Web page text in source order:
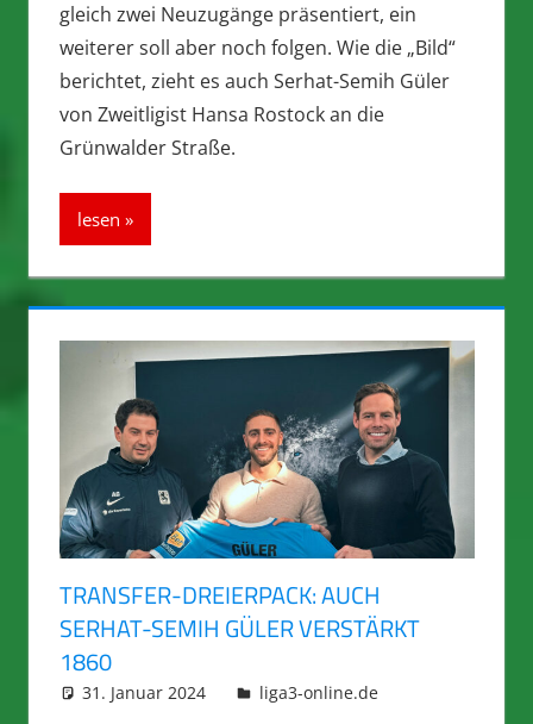
gleich zwei Neuzugänge präsentiert, ein
weiterer soll aber noch folgen. Wie die „Bild“
berichtet, zieht es auch Serhat-Semih Güler
von Zweitligist Hansa Rostock an die
Grünwalder Straße.
lesen
TRANSFER-DREIERPACK: AUCH
SERHAT-SEMIH GÜLER VERSTÄRKT
1860
31. Januar 2024 integromat
liga3-online.de